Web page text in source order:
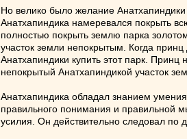
Но велико было желание
Анатхапиндика намеревался покрыть
полностью покрыть землю парка
участок земли непокрытым. Когда
Анатхапиндики купить этот парк.
непокрытый Анатхапиндикой участок
Анатхапиндика обладал знанием
правильного понимания и правильной
усилия. Он действительно следовал по